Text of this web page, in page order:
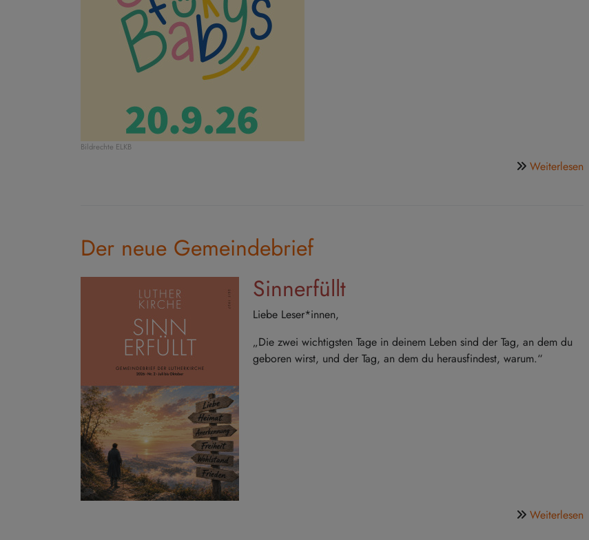
Bildrechte ELKB
Weiterlesen
Der neue Gemeindebrief
Sinnerfüllt
Liebe Leser*innen,
„Die zwei wichtigsten Tage in deinem Leben sind der Tag, an dem du
geboren wirst, und der Tag, an dem du herausfindest, warum.“
Weiterlesen